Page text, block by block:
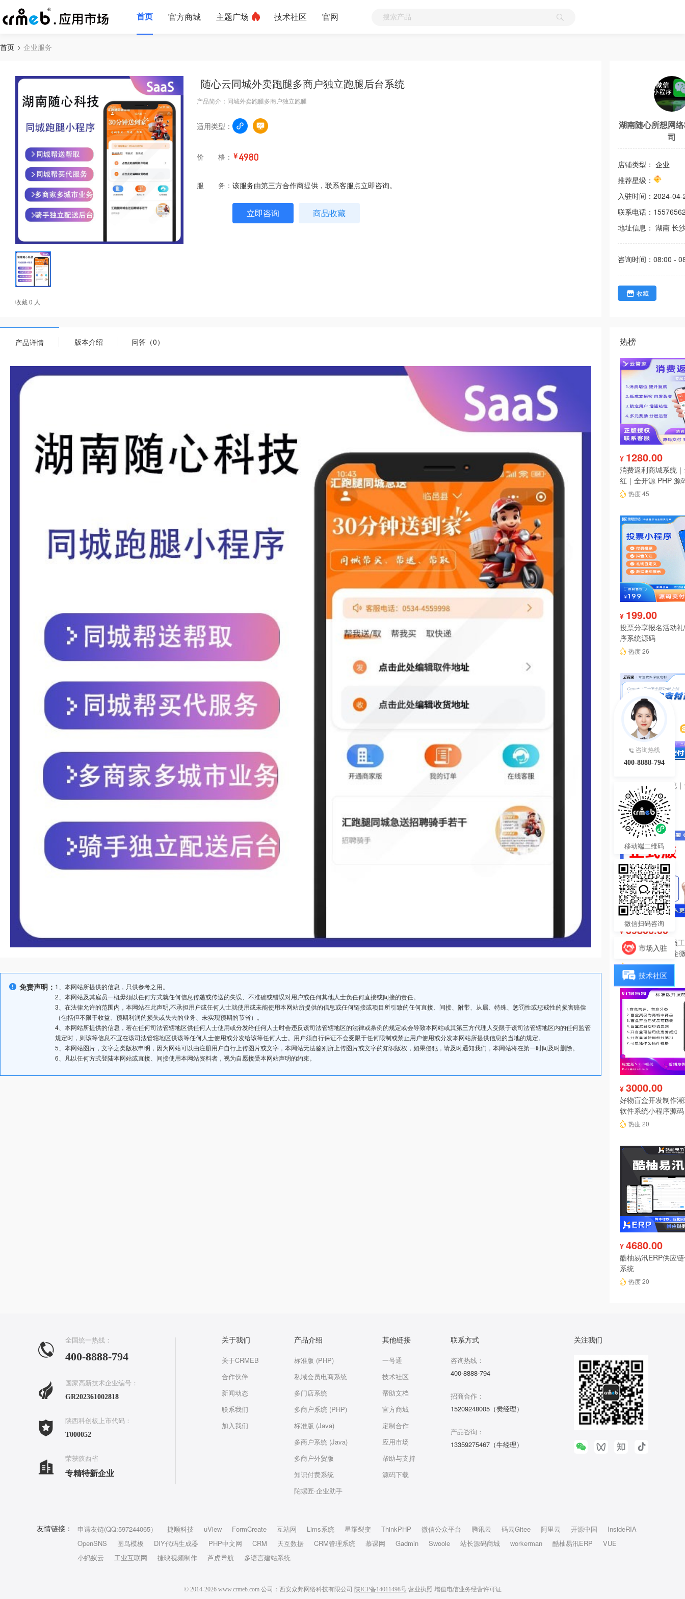
首页 官方商城 主题广场 技术社区 官网
首页 企业服务
收藏 0 人
随心云同城外卖跑腿多商户独立跑腿后台系统
产品简介：同城外卖跑腿多商户独立跑腿
适用类型：
价 格： ￥4980
服 务： 该服务由第三方合作商提供，联系客服点立即咨询。
立即咨询 商品收藏
湖南随心所想网
司
店铺类型： 企业
推荐星级：
入驻时间： 2024-04-
联系电话：
地址信息： 湖南 长
咨询时间： 08:00 -
收藏
产品详情 版本介绍 问答（0）
免责声明： 1、本网站所提供的信息，只供参考之用。
2、本网站及其雇员一概毋须以任何方式就任何信息传递或传送的失误、不准确或错误对用户或任何其他人士负任何直接或间接的责任。
3、在法律允许的范围内，本网站在此声明,不承担用户或任何人士就使用或未能使用本网站所提供的信息或任何链接或项目所引致的任何直接、间接、附带、从属、特殊、惩罚性或惩戒性的损害赔偿
（包括但不限于收益、预期利润的损失或失去的业务、未实现预期的节省）。
4、本网站所提供的信息，若在任何司法管辖地区供任何人士使用或分发给任何人士时会违反该司法管辖地区的法律或条例的规定或会导致本网站或其第三方代理人受限于该司法管辖地区内的任何监管
规定时，则该等信息不宜在该司法管辖地区供该等任何人士使用或分发给该等任何人士。用户须自行保证不会受限于任何限制或禁止用户使用或分发本网站所提供信息的当地的规定。
5、本网站图片，文字之类版权申明，因为网站可以由注册用户自行上传图片或文字，本网站无法鉴别所上传图片或文字的知识版权，如果侵犯，请及时通知我们，本网站将在第一时间及时删除。
6、凡以任何方式登陆本网站或直接、间接使用本网站资料者，视为自愿接受本网站声明的约束。
热榜
¥ 1280.00
消费返利商城系统
红｜全开源 PHP 源
热度 45
¥ 199.00
投票分享报名活动
序系统源码
热度 26
智能轮询支付系统
源码
热度 24
¥ 39800.00
IMAIWORK数字员
数字人/手机个微企
陪练/电销/客服/法
热度 22
¥ 3000.00
好物盲盒开发制作
软件系统小程序源码
热度 20
¥ 4680.00
酷柚易汛ERP供应
系统
热度 20
咨询热线
400-8888-794
移动端二维码
微信扫码咨询
市场入驻
技术社区
全国统一热线：
400-8888-794
国家高新技术企业编号：
GR202361002818
陕西科创板上市代码：
T000052
荣获陕西省
专精特新企业
关于我们
关于CRMEB
合作伙伴
新闻动态
联系我们
加入我们
产品介绍
标准版 (PHP)
私域会员电商系统
多门店系统
多商户系统 (PHP)
标准版 (Java)
多商户系统 (Java)
多商户外贸版
知识付费系统
陀螺匠·企业助手
其他链接
一号通
技术社区
帮助文档
官方商城
定制合作
应用市场
帮助与支持
源码下载
联系方式
咨询热线：
400-8888-794
招商合作：
15209248005（樊经理）
产品咨询：
13359275467（牛经理）
关注我们
友情链接： 申请友链(QQ:597244065） 捷顺科技 uView FormCreate 互站网 Lims系统 星耀裂变 ThinkPHP 微信公众平台 腾讯云 码云Gitee 阿里云 开源中国
InsideRIA
OpenSNS
图鸟模板 DIY代码生成器 PHP中文网 CRM 天互数据 CRM管理系统 慕课网 Gadmin Swoole 站长源码商城 workerman 酷柚易汛ERP
VUE
小蚂蚁云
工业互联网 捷映视频制作 芦虎导航 多语言建站系统
© 2014-2026 www.crmeb.com 公司：西安众邦网络科技有限公司 陕ICP备14011498号 营业执照 增值电信业务经营许可证